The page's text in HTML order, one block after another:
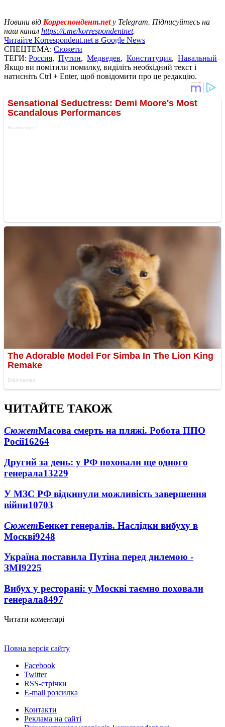
Новини від Корреспондент.net у Telegram. Підписуйтесь на
наш канал https://t.me/korrespondentnet.
Читайте Korrespondent.net в Google News
СПЕЦТЕМА: Сюжети
ТЕГИ: Россия, Путин, Медведев, Конституция, Навальный
Якщо ви помітили помилку, виділіть необхідний текст і
натисніть Ctrl + Enter, щоб повідомити про це редакцію.
ЧИТАЙТЕ ТАКОЖ
СюжетМасова смерть на пляжі. Робота ППО
Росії16264
Другий за день: у РФ поховали ще одного
генерала13229
У МЗС РФ відкинули можливість завершення
війни10703
СюжетБенкет генералів. Наслідки вибуху в
Москві9248
Україна поставила Путіна перед дилемою -
ЗМІ9225
Вибух у ресторані: у Москві таємно поховали
генерала8497
Читати коментарі
Повна версія сайту
Facebook
Twitter
RSS-стрічки
E-mail розсилка
Контакти
Реклама на сайті